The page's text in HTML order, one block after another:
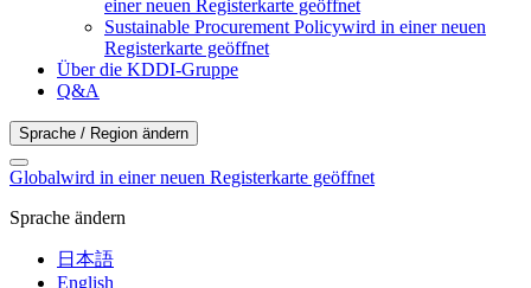
einer neuen Registerkarte geöffnet
Sustainable Procurement Policywird in einer neuen
Registerkarte geöffnet
Über die KDDI-Gruppe
Q&A
Sprache / Region ändern
Globalwird in einer neuen Registerkarte geöffnet
Sprache ändern
日本語
English